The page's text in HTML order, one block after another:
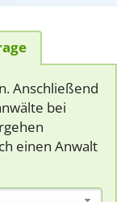
Anschließend
bei
einen Anwalt